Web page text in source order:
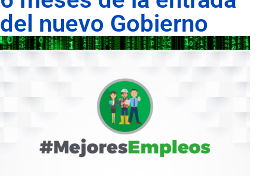
del nuevo Gobierno